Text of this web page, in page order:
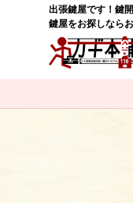
出張鍵屋です！鍵
鍵屋をお探しなら